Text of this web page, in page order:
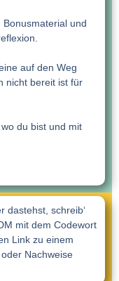
und
auf den Weg
nicht bereit ist für
du bist und mit
dastehst, schreib‘
mit dem Codewort
Link zu einem
Nachweise